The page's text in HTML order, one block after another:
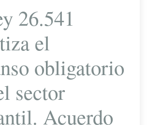
26.541
el
obligatorio
sector
Acuerdo